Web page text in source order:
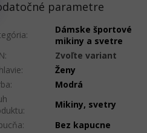
parametre
:
Dámske športové
mikiny a svetre
:
Zvoľte variant
:
Ženy
:
Modrá
:
Mikiny, svetry
:
Bez kapucne